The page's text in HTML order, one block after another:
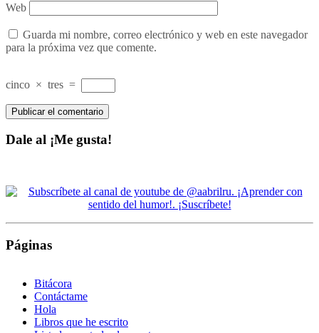
Web
Guarda mi nombre, correo electrónico y web en este navegador
para la próxima vez que comente.
cinco × tres =
Dale al ¡Me gusta!
Páginas
Bitácora
Contáctame
Hola
Libros que he escrito